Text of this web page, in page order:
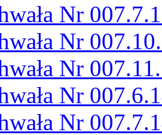
Nr
Nr
Nr
Nr
Nr